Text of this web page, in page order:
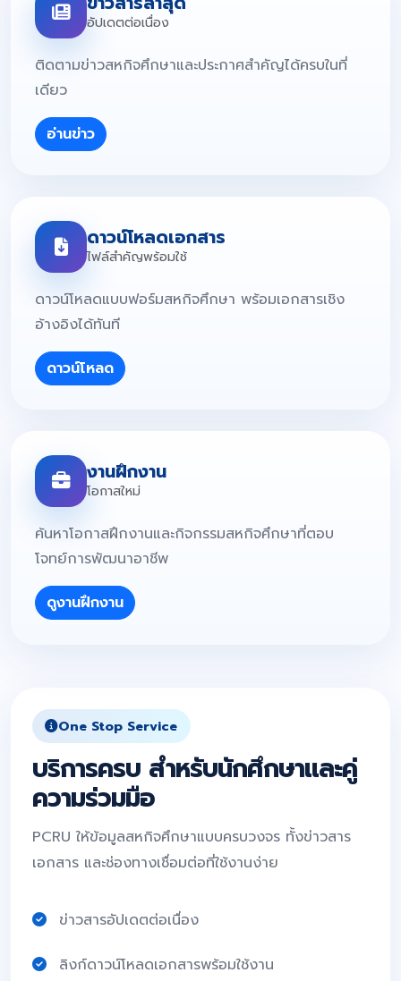
อัปเดตต่อเนื่อง
ติดตามข่าวสหกิจศึกษาและประกาศสำคัญได้ครบในที่
เดียว
อ่านข่าว
ดาวน์โหลดเอกสาร
ไฟล์สำคัญพร้อมใช้
ดาวน์โหลดแบบฟอร์มสหกิจศึกษา พร้อมเอกสารเชิง
อ้างอิงได้ทันที
ดาวน์โหลด
งานฝึกงาน
โอกาสใหม่
ค้นหาโอกาสฝึกงานและกิจกรรมสหกิจศึกษาที่ตอบ
โจทย์การพัฒนาอาชีพ
ดูงานฝึกงาน
One Stop Service
บริการครบ สำหรับนักศึกษาและคู่
ความร่วมมือ
PCRU ให้ข้อมูลสหกิจศึกษาแบบครบวงจร ทั้งข่าวสาร
เอกสาร และช่องทางเชื่อมต่อที่ใช้งานง่าย
ข่าวสารอัปเดตต่อเนื่อง
ลิงก์ดาวน์โหลดเอกสารพร้อมใช้งาน